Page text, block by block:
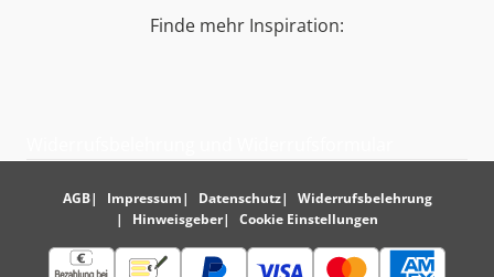
Finde mehr Inspiration:
AGB Impressum Datenschutz
Widerrufsbelehrung
Hinweisgeber
Cookie Einstellungen